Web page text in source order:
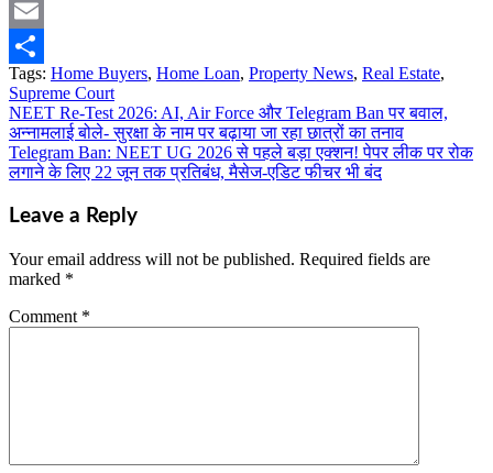
Pinterest
Email
Share
Tags: Home Buyers, Home Loan, Property News, Real Estate,
Supreme Court
Post
navigation
NEET Re-Test 2026: AI, Air Force और Telegram Ban पर बवाल,
अन्नामलाई बोले- सुरक्षा के नाम पर बढ़ाया जा रहा छात्रों का तनाव
Telegram Ban: NEET UG 2026 से पहले बड़ा एक्शन! पेपर लीक पर रोक
लगाने के लिए 22 जून तक प्रतिबंध, मैसेज-एडिट फीचर भी बंद
Leave a Reply
Your email address will not be published. Required fields are
marked *
Comment *